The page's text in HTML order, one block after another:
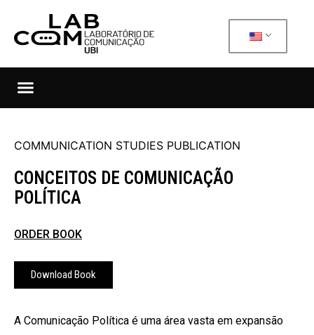
COMMUNICATION STUDIES PUBLICATION
CONCEITOS DE COMUNICAÇÃO
POLÍTICA
ORDER BOOK
Download Book
A Comunicação Política é uma área vasta em expansão